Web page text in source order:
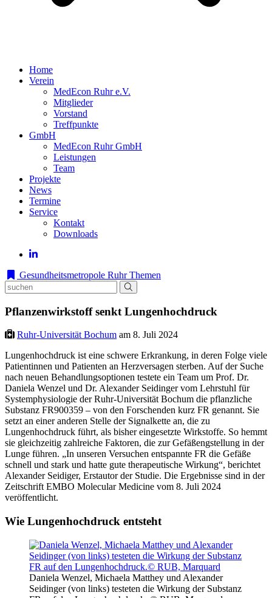
Home
Verein
MedEcon Ruhr e.V.
Mitglieder
Vorstand
Treffpunkte
GmbH
MedEcon Ruhr GmbH
Leistungen
Team
Projekte
News
Termine
Service
Kontakt
Downloads
Gesundheitsmetropole Ruhr Themen
Pflanzenwirkstoff senkt Lungenhochdruck
Ruhr-Universität Bochum am 8. Juli 2024
Lungenhochdruck ist eine schwere Erkrankung, in deren Folge viele
Patientinnen und Patienten an Herzversagen sterben. Auf der Suche
nach neuen Behandlungsoptionen testete ein Team um Prof. Dr.
Daniela Wenzel und Dr. Alexander Seidinger vom Lehrstuhl für
Systemphysiologie der Ruhr-Universität Bochum die pflanzliche
Substanz FR900359 – von den Forschenden kurz FR genannt. Sie
setzt an einer anderen Stelle der Signalkette an, die zu
Lungenhochdruck führt, als bisher eingesetzte Wirkstoffe. So hemmt
sie gleichzeitig zahlreiche Faktoren, die zur Gefäßengstellung in der
Lunge führen. „In unseren Versuchen entspannte FR die Gefäße
schnell und stark und hatte gute therapeutische Wirkung“, berichtet
Alexander Seidiger, Erstautor der Studie. Die Ergebnisse sind in der
Zeitschrift EMBO Molecular Medicine vom 8. Juli 2024
veröffentlicht.
Wie Lungenhochdruck entsteht
Daniela Wenzel, Michaela Matthey und Alexander
Seidinger (von links) testeten die Wirkung der Substanz